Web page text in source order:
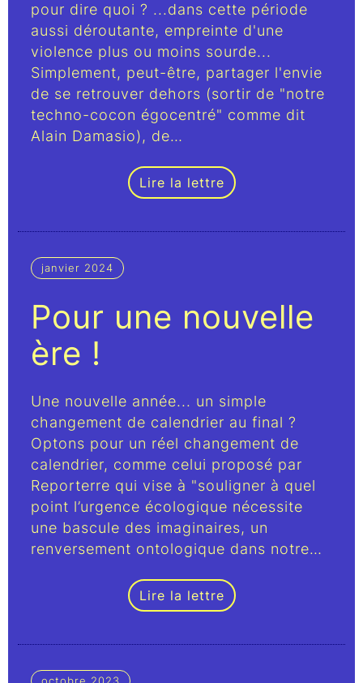
pour dire quoi ? ...dans cette période
aussi déroutante, empreinte d'une
violence plus ou moins sourde...
Simplement, peut-être, partager l'envie
de se retrouver dehors (sortir de "notre
techno-cocon égocentré" comme dit
Alain Damasio), de…
Lire la lettre
janvier 2024
Pour une nouvelle
ère !
Une nouvelle année... un simple
changement de calendrier au final ?
Optons pour un réel changement de
calendrier, comme celui proposé par
Reporterre qui vise à "souligner à quel
point l’urgence écologique nécessite
une bascule des imaginaires, un
renversement ontologique dans notre…
Lire la lettre